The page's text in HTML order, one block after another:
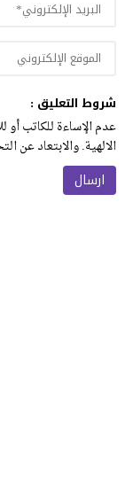
شروط التعليق :
عدم الإساءة للكاتب أو
الالهية. والابتعاد عن